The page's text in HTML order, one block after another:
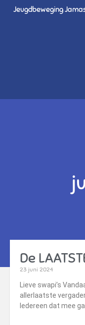
Jeugdbeweging
De
23 juni 2024
Lieve swapi’s
allerlaatste
Iedereen dat mee